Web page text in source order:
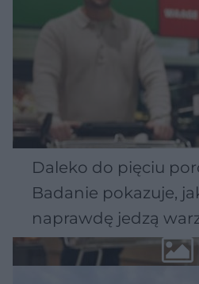
Daleko do pięciu
Badanie pokazuje,
naprawdę jedzą